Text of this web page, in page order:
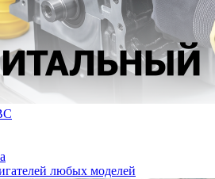
любых моделей